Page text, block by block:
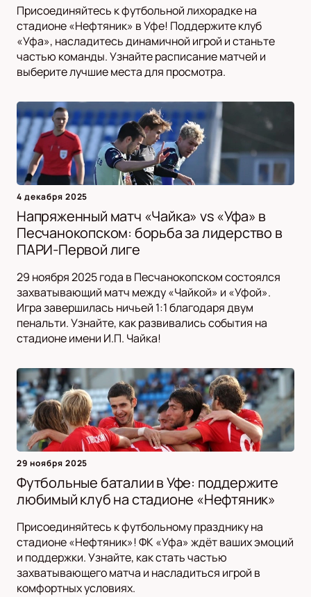
Присоединяйтесь к футбольной лихорадке на
стадионе «Нефтяник» в Уфе! Поддержите клуб
«Уфа», насладитесь динамичной игрой и станьте
частью команды. Узнайте расписание матчей и
выберите лучшие места для просмотра.
4 декабря 2025
Напряженный матч «Чайка» vs «Уфа» в
Песчанокопском: борьба за лидерство в
ПАРИ-Первой лиге
29 ноября 2025 года в Песчанокопском состоялся
захватывающий матч между «Чайкой» и «Уфой».
Игра завершилась ничьей 1:1 благодаря двум
пенальти. Узнайте, как развивались события на
стадионе имени И.П. Чайка!
29 ноября 2025
Футбольные баталии в Уфе: поддержите
любимый клуб на стадионе «Нефтяник»
Присоединяйтесь к футбольному празднику на
стадионе «Нефтяник»! ФК «Уфа» ждёт ваших эмоций
и поддержки. Узнайте, как стать частью
захватывающего матча и насладиться игрой в
комфортных условиях.